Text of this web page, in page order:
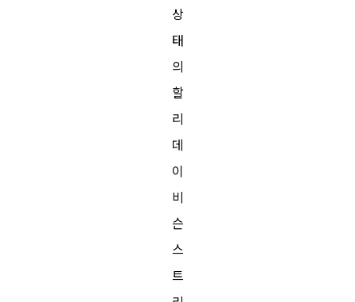
상
태
의
할
리
데
이
비
슨
스
트